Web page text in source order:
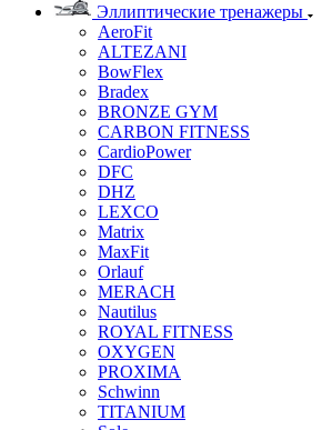
Эллиптические тренажеры
AeroFit
ALTEZANI
BowFlex
Bradex
BRONZE GYM
CARBON FITNESS
CardioPower
DFC
DHZ
LEXCO
Matrix
MaxFit
Orlauf
MERACH
Nautilus
ROYAL FITNESS
OXYGEN
PROXIMA
Schwinn
TITANIUM